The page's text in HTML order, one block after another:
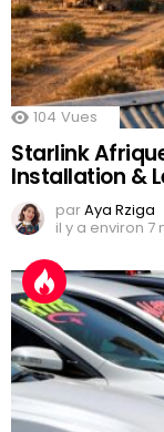
104 Vues
Starlink
Installation &
parAya Rziga
il y a environ 7